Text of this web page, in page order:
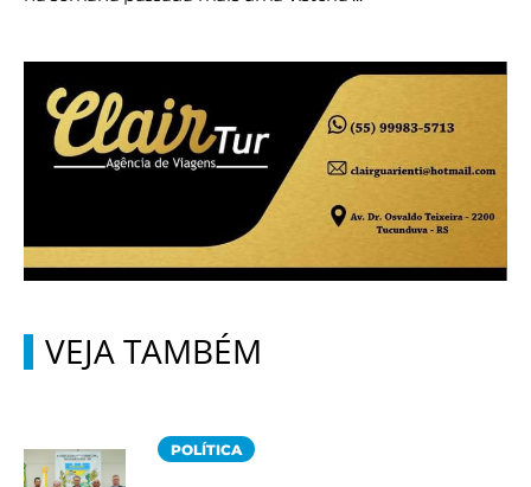
VEJA TAMBÉM
POLÍTICA